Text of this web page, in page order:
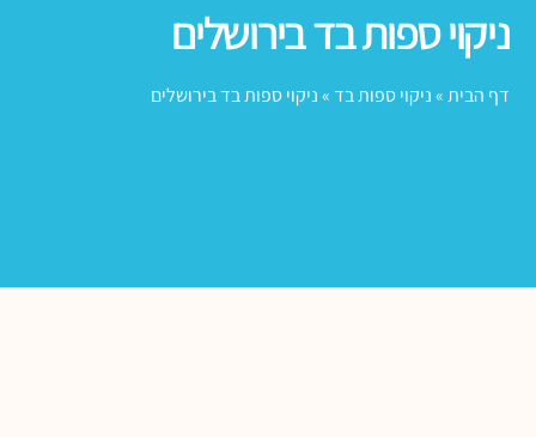
ניקוי ספות בד בירושלים
דף הבית»ניקוי ספות בד»ניקוי ספות בד בירושלים